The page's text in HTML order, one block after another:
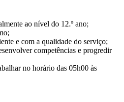
ao nível do 12.º ano;
e com a qualidade do serviço;
competências e progredir
no horário das 05h00 às